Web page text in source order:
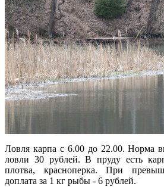
Ловля карпа с 6.00 до 22.00. Норма
ловли 30 рублей. В пруду есть
плотва, красноперка. При
доплата за 1 кг рыбы - 6 рублей.